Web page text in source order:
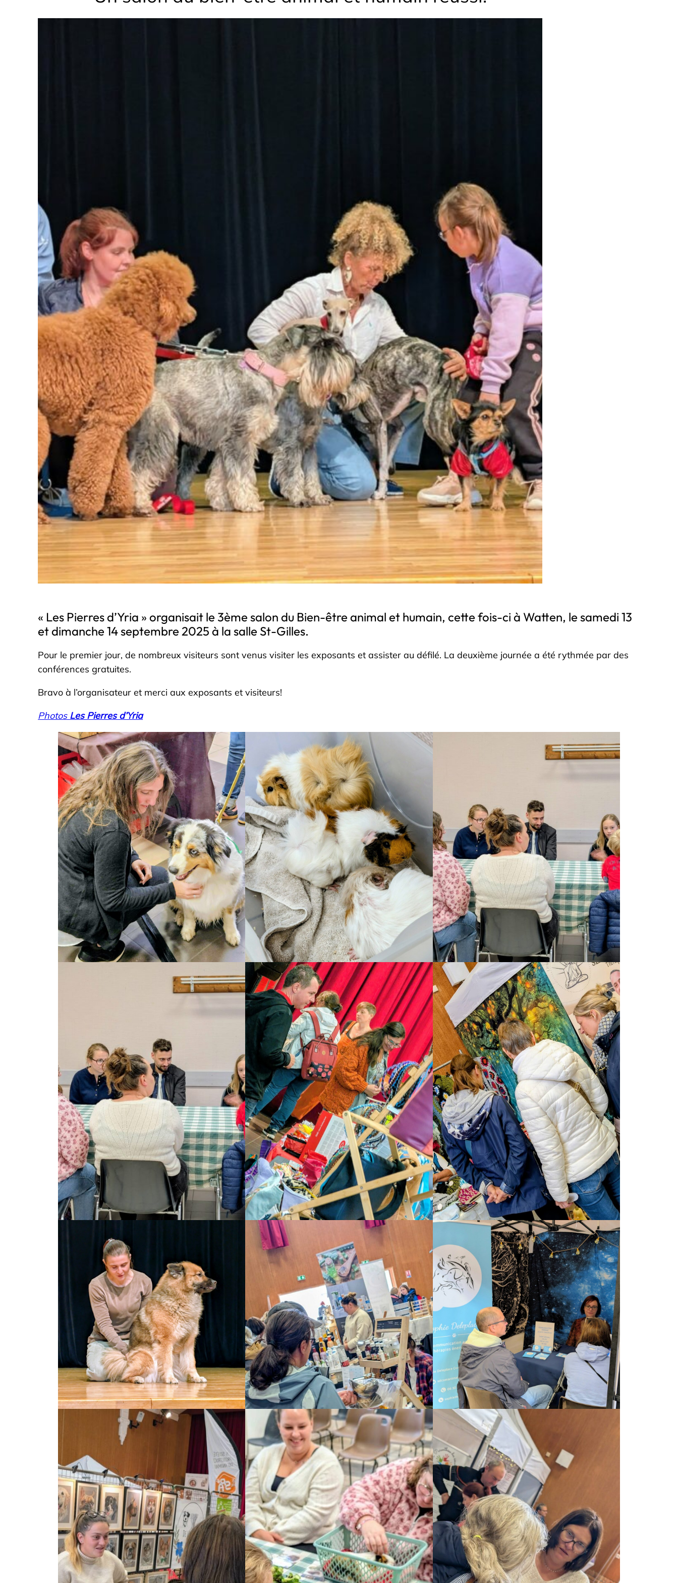
« Les Pierres d’Yria » organisait le 3ème salon du Bien-être animal et humain, cette fois-ci à Watten, le samedi 13
et dimanche 14 septembre 2025 à la salle St-Gilles.
Pour le premier jour, de nombreux visiteurs sont venus visiter les exposants et assister au défilé. La deuxième journée a été rythmée par des
conférences gratuites.
Bravo à l’organisateur et merci aux exposants et visiteurs!
Photos Les Pierres d’Yria